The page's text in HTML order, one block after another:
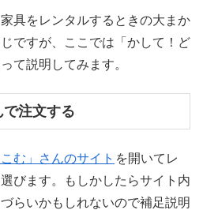
具をレンタルするときの大まか
ですが、ここでは「かして！ど
て説明してみます。
注文する
む」さんのサイト を開いてレ
びます。もしかしたらサイト内
らいかもしれないので補足説明